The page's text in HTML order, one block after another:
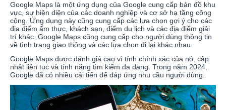
Google Maps là một ứng dụng của Google cung cấp bản đồ khu
vực, sự hiện diện của các doanh nghiệp và cơ sở hạ tầng công
cộng. Ứng dụng này cũng cung cấp các lựa chọn gợi ý cho các
địa điểm ẩm thực, khách sạn, điểm du lịch và các địa điểm giải
trí khác. Google Maps cũng cung cấp cho người dùng thông tin
về tình trạng giao thông và các lựa chọn đi lại khác nhau.
Google Maps được đánh giá cao vì tính chính xác của nó, cập
nhật liên tục và tính năng tìm kiếm đa dạng. Trong năm 2024,
Google đã có nhiều cải tiến để đáp ứng nhu cầu người dùng.